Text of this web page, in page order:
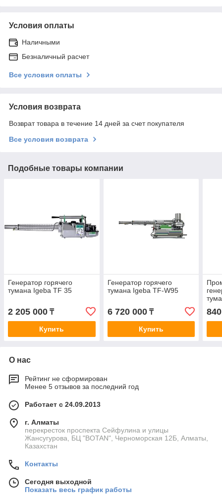
Условия оплаты
Наличными
Безналичный расчет
Все условия оплаты
Условия возврата
Возврат товара в течение 14 дней за счет покупателя
Все условия возврата
Подобные товары компании
Генератор горячего
тумана Igeba TF 35
2 205 000 ₸
Купить
Генератор горячего
тумана Igeba TF-W95
6 720 000₸
Купить
О нас
Рейтинг не сформирован
Менее 5 отзывов за последний год
Работает с 24.09.2013
г. Алматы
перекресток проспекта Сейфулина и улицы
Жансугурова, БЦ "BOTAN", Черноморская 12Б, Алматы,
Казахстан
Контакты
Сегодня выходной
Показать весь график работы